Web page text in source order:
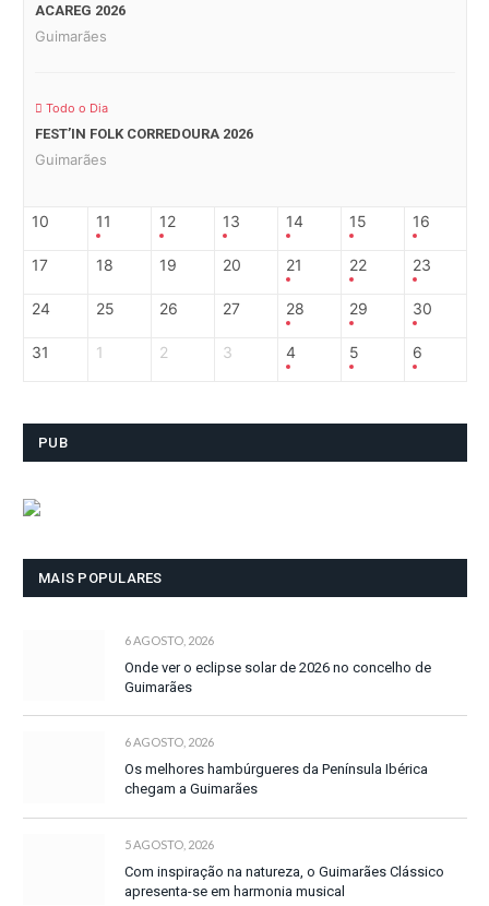
ACAREG 2026
Guimarães
Todo o Dia
FEST’IN FOLK CORREDOURA 2026
Guimarães
10 11 12 13 14 15 16
17 18 19 20 21 22 23
24 25 26 27 28 29 30
31 1 2 3 4 5 6
PUB
MAIS POPULARES
6 AGOSTO, 2026
Onde ver o eclipse solar de 2026 no concelho de
Guimarães
6 AGOSTO, 2026
Os melhores hambúrgueres da Península Ibérica
chegam a Guimarães
5 AGOSTO, 2026
Com inspiração na natureza, o Guimarães Clássico
apresenta-se em harmonia musical